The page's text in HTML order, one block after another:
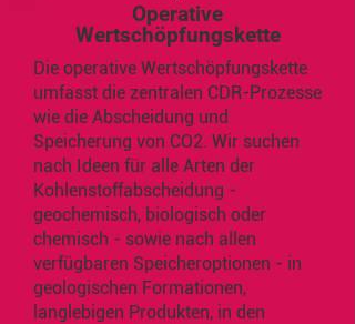
Operative
Wertschöpfungskette
Die operative Wertschöpfungskette
umfasst die zentralen CDR-Prozesse
wie die Abscheidung und
Speicherung von CO2. Wir suchen
nach Ideen für alle Arten der
Kohlenstoffabscheidung -
geochemisch, biologisch oder
chemisch - sowie nach allen
verfügbaren Speicheroptionen - in
geologischen Formationen,
langlebigen Produkten, in den